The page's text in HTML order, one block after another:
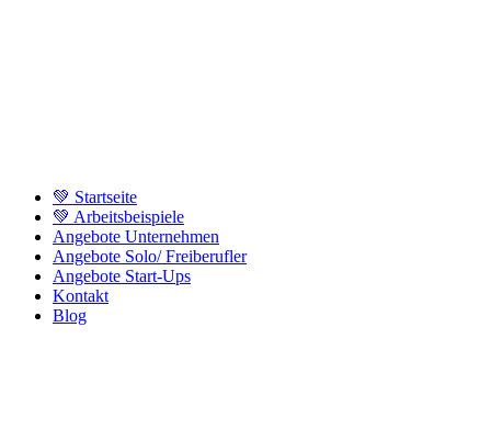
💚 Startseite
💚 Arbeitsbeispiele
Angebote Unternehmen
Angebote Solo/ Freiberufler
Angebote Start-Ups
Kontakt
Blog